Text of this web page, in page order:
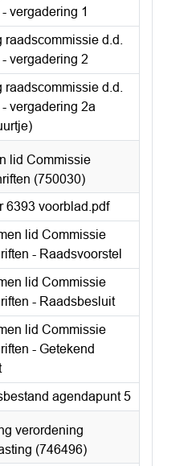
vergadering 1
raadscommissie d.d.
vergadering 2
raadscommissie d.d.
vergadering 2a
lid Commissie
(750030)
6393 voorblad.pdf
lid Commissie
- Raadsvoorstel
lid Commissie
- Raadsbesluit
lid Commissie
- Getekend
agendapunt 5
verordening
(746496)